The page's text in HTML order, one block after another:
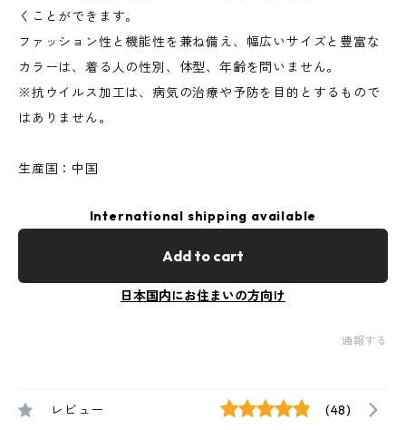
くことができます。
ファッション性と機能性を兼ね備え、幅広いサイズと豊富な
カラーは、着る人の性別、体型、年齢を問いません。
※抗ウイルス加工は、病気の治療や予防を目的とするもので
はありません。
生産国：中国
International shipping available
Add to cart
日本国内にお住まいの方向け
通報する
レビュー (48)